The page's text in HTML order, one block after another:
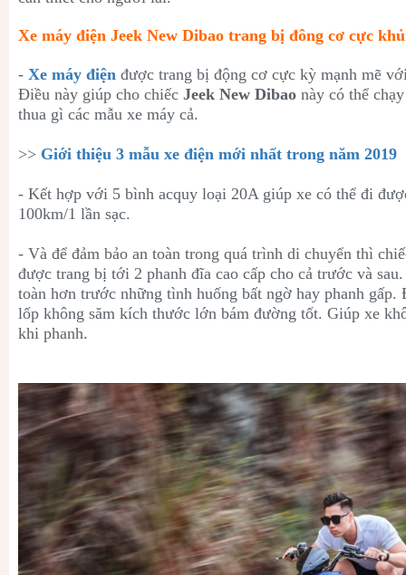
Xe máy điện Jeek New Dibao trang bị đông cơ cực
- Xe máy điện được trang bị động cơ cực kỳ mạnh mẽ
Điều này giúp cho chiếc Jeek New Dibao này có thể
thua gì các mẫu xe máy cả.
>> Giới thiệu 3 mẫu xe điện mới nhất trong năm 2019
- Kết hợp với 5 bình acquy loại 20A giúp xe có thể đi
100km/1 lần sạc.
- Và để đảm bảo an toàn trong quá trình di chuyển thì
được trang bị tới 2 phanh đĩa cao cấp cho cả trước và
toàn hơn trước những tình huống bất ngờ hay phanh gấp.
lốp không săm kích thước lớn bám đường tốt. Giúp xe
khi phanh.